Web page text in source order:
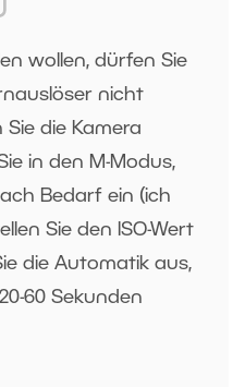
wollen, dürfen Sie
nicht
Sie die Kamera
in den M-Modus,
Bedarf ein (ich
Sie den ISO-Wert
die Automatik aus,
60 Sekunden